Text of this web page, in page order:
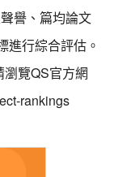
譽、篇均論文
進行綜合評估。
覽QS官方網
rankings